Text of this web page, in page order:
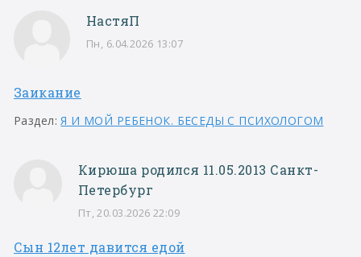
НастяП
Пн, 6.04.2026 13:07
Заикание
Раздел:Я И МОЙ РЕБЕНОК. БЕСЕДЫ С ПСИХОЛОГОМ
Кирюша родился 11.05.2013 Санкт-
Петербург
Пт, 20.03.2026 22:09
Сын 12лет давится едой